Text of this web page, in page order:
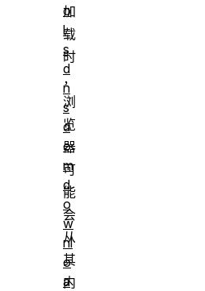
加
载
时
，
浏
览
器
可
能
会
从
其
内
o
l
s
d
n
s
d
o
m
d
o
w
nl
o
a